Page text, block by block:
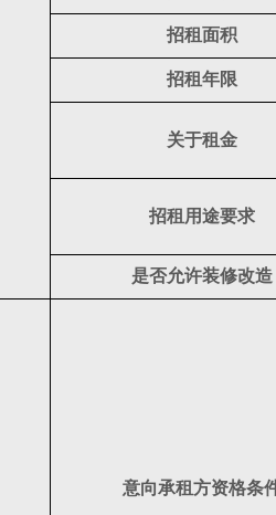
招租面积
招租年限
关于租金
招租用途要求
是否允许装修改造
意向承租方资格条